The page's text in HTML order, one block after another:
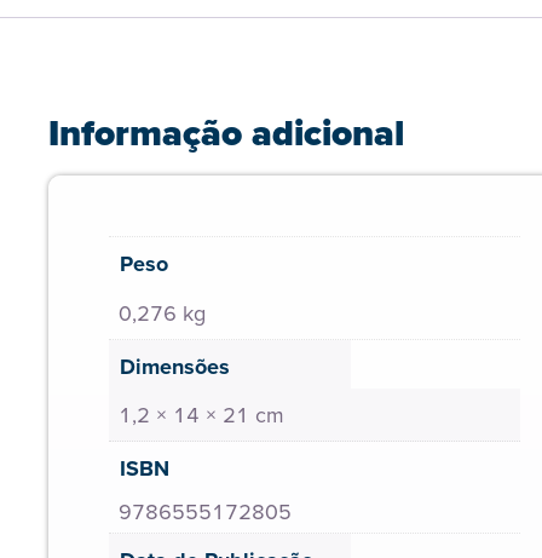
Informação adicional
Peso
0,276 kg
Dimensões
1,2 × 14 × 21 cm
ISBN
9786555172805